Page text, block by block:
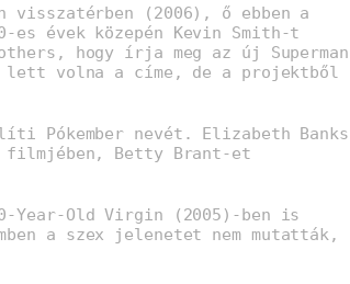
visszatérben (2006), ő ebben a
évek közepén Kevin Smith-t
hogy írja meg az új Superman
lett volna a címe, de a projektből
Pókember nevét. Elizabeth Banks
filmjében, Betty Brant-et
Year-Old Virgin (2005)-ben is
a szex jelenetet nem mutatták,